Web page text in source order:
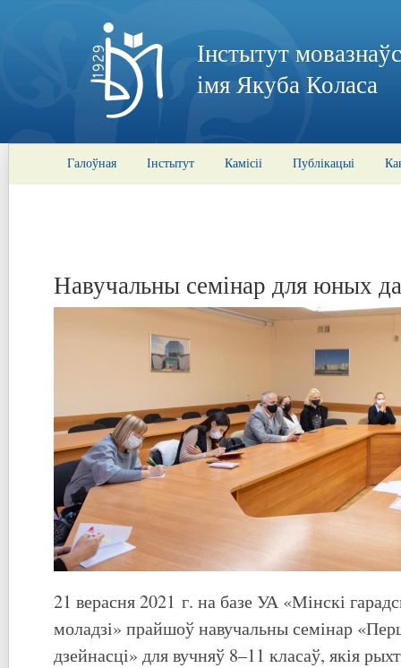
Інстытут
імя Якуба Коласа
Галоўная Інстытут Камісіі Публікацыі
Навучальны семінар для юных
21 верасня 2021 г. на базе УА «Мінскі
моладзі» прайшоў навучальны семінар
дзейнасці» для вучняў 8–11 класаў, якія